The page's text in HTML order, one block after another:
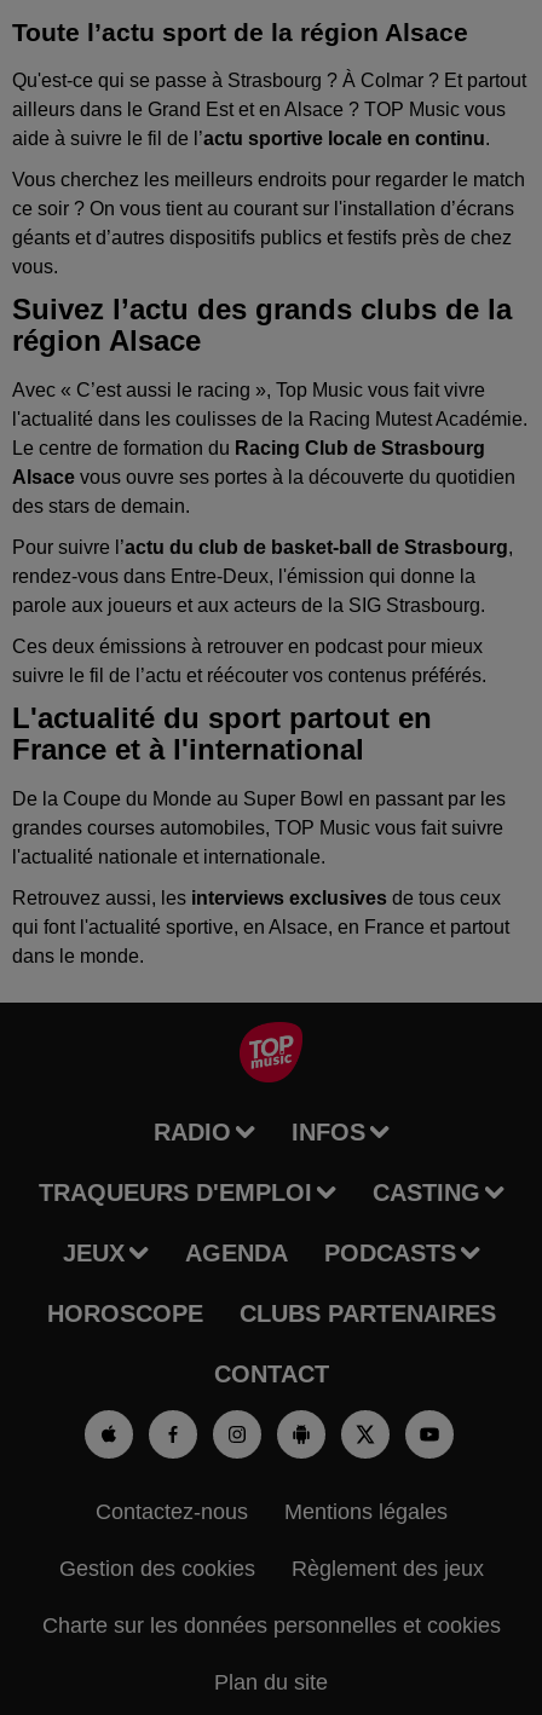
Toute l’actu sport de la région Alsace
Qu'est-ce qui se passe à Strasbourg ? À Colmar ? Et partout
ailleurs dans le Grand Est et en Alsace ? TOP Music vous
aide à suivre le fil de l’actu sportive locale en continu.
Vous cherchez les meilleurs endroits pour regarder le match
ce soir ? On vous tient au courant sur l'installation d’écrans
géants et d’autres dispositifs publics et festifs près de chez
vous.
Suivez l’actu des grands clubs de la
région Alsace
Avec « C’est aussi le racing », Top Music vous fait vivre
l'actualité dans les coulisses de la Racing Mutest Académie.
Le centre de formation du Racing Club de Strasbourg
Alsace vous ouvre ses portes à la découverte du quotidien
des stars de demain.
Pour suivre l’actu du club de basket-ball de Strasbourg,
rendez-vous dans Entre-Deux, l'émission qui donne la
parole aux joueurs et aux acteurs de la SIG Strasbourg.
Ces deux émissions à retrouver en podcast pour mieux
suivre le fil de l’actu et réécouter vos contenus préférés.
L'actualité du sport partout en
France et à l'international
De la Coupe du Monde au Super Bowl en passant par les
grandes courses automobiles, TOP Music vous fait suivre
l'actualité nationale et internationale.
Retrouvez aussi, les interviews exclusives de tous ceux
qui font l'actualité sportive, en Alsace, en France et partout
dans le monde.
RADIO INFOS
TRAQUEURS D'EMPLOI CASTING
JEUX AGENDA PODCASTS
HOROSCOPE CLUBS PARTENAIRES
CONTACT
Contactez-nous Mentions légales
Gestion des cookies Règlement des jeux
Charte sur les données personnelles et cookies
Plan du site